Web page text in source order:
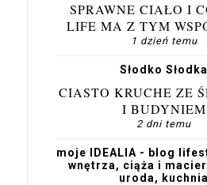
SPRAWNE CIAŁO I
LIFE MA Z TYM
1 dzień temu
Słodko Słodka
CIASTO KRUCHE ZE
I BUDYNIEM
2 dni temu
moje IDEALIA - blog
wnętrza, ciąża i
uroda, kuchnia